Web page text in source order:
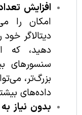
افزایش
امکان را
دهید، که
سنسورهای
بزرگ‌تر،
داده‌های
بدون نیاز